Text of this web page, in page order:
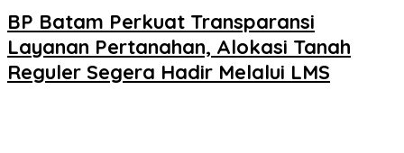
BP Batam Perkuat Transparansi
Layanan Pertanahan, Alokasi Tanah
Reguler Segera Hadir Melalui LMS